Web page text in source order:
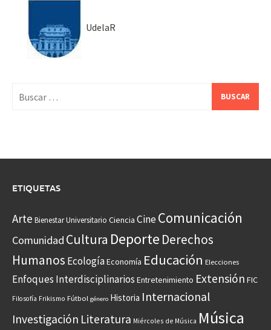
UdelaR
ETIQUETAS
Arte Bienestar Universitario Ciencia CineComunicación
Comunidad Cultura Deporte Derechos
Humanos EcologíaEconomía Educación Elecciones
Enfoques Interdisciplinarios Entretenimiento Extensión FIC
Filosofía Frikismo Fútbol género Historia Internacional
Investigación Literatura Miércoles de Música Música